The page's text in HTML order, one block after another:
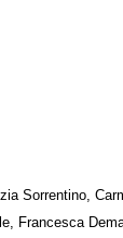
Sorrentino,
Francesca